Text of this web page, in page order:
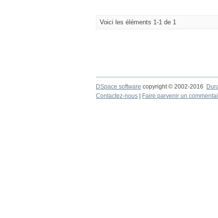
Voici les éléments 1-1 de 1
DSpace software copyright © 2002-2016
Contactez-nous
Faire parvenir un